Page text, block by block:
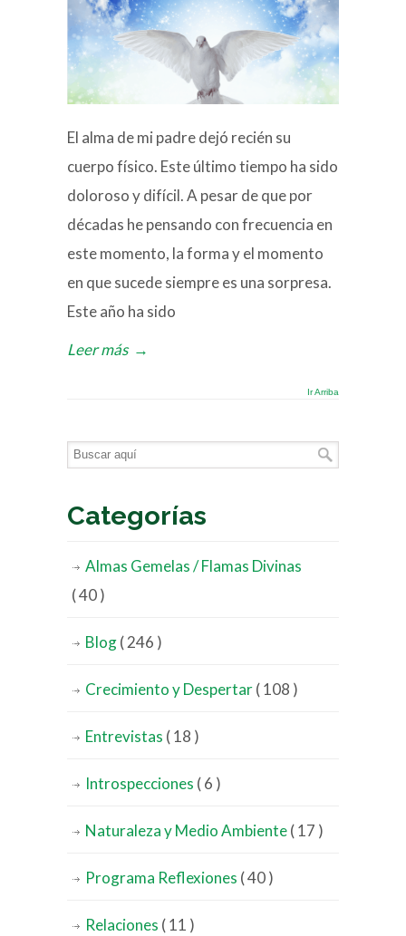
El alma de mi padre dejó recién su
cuerpo físico. Este último tiempo ha sido
doloroso y difícil. A pesar de que por
décadas he pensando con frecuencia en
este momento, la forma y el momento
en que sucede siempre es una sorpresa.
Este año ha sido
Leer más →
Ir Arriba
Categorías
Almas Gemelas / Flamas Divinas
( 40 )
Blog( 246 )
Crecimiento y Despertar( 108 )
Entrevistas ( 18 )
Introspecciones ( 6 )
Naturaleza y Medio Ambiente( 17 )
Programa Reflexiones ( 40 )
Relaciones ( 11 )